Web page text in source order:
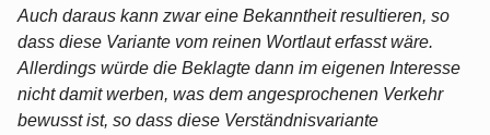
Auch daraus kann zwar eine Bekanntheit resultieren, so
dass diese Variante vom reinen Wortlaut erfasst wäre.
Allerdings würde die Beklagte dann im eigenen Interesse
nicht damit werben, was dem angesprochenen Verkehr
bewusst ist, so dass diese Verständnisvariante